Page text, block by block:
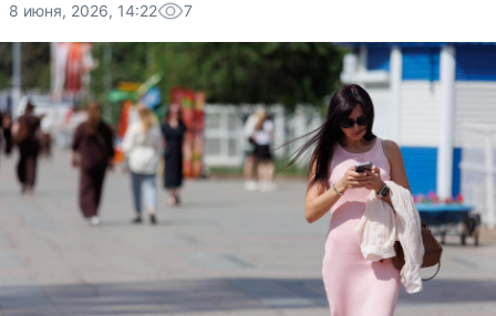
8 июня, 2026, 14:22 7